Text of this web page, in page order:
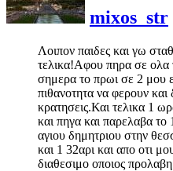
mixos_str
Λοιπον παιδες και γω
τελικα!Αφου πηρα σε ολα
σημερα το πρωι σε 2 μου
πιθανοτητα να φερουν
κρατησεις.Και τελικα 1
και πηγα και παρελαβα
αγιου δημητριου στην
και 1 32αρι και απο οτι
διαθεσιμο οποιος